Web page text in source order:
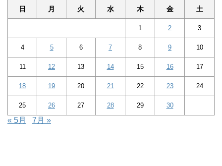
日 月 火 水 木 金 土
1 2 3
4 5 6 7 8 9 10
11 12 13 14 15 16 17
18 19 20 21 22 23 24
25 26 27 28 29 30
« 5月 7月 »